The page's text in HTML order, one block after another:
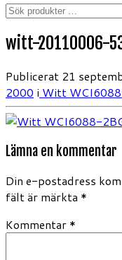
Sök
witt-20110006-
Publicerat 21
2000 i Witt
Lämna en kommentar
Din e-postadress
fält är märkta *
Kommentar *